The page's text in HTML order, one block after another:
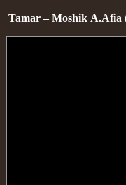
Tamar – Moshik Α.Afia